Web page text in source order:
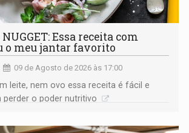
NUGGET: Essa receita com
o meu jantar favorito
09 de Agosto de 2026 às 17:00
leite, nem ovo essa receita é fácil e
o poder nutritivo